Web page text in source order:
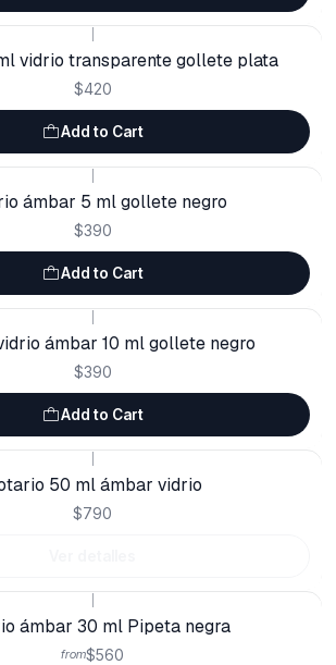
vidrio transparente gollete plata
$420
Add to Cart
ámbar 5 ml gollete negro
$390
Add to Cart
ámbar 10 ml gollete negro
$390
Add to Cart
50 ml ámbar vidrio
$790
ámbar 30 ml Pipeta negra
from$560